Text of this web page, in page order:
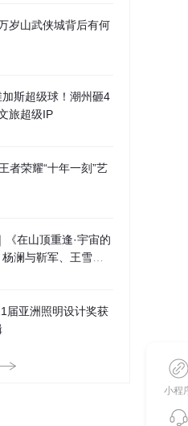
岁山武侠城背后有何
斯超级球！潮州砸4
旅超级IP
者荣耀“十年一刻”艺
《在山顶重逢·宇宙的
澜与靳军、王雪凇
届亚洲照明设计奖获
小程